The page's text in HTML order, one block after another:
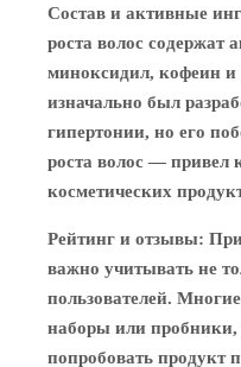
Состав и активные
роста волос содержат
миноксидил, кофеин
изначально был
гипертонии, но его
роста волос — привел
косметических
Рейтинг и отзывы:
важно учитывать не
пользователей.
наборы или пробники,
попробовать продукт